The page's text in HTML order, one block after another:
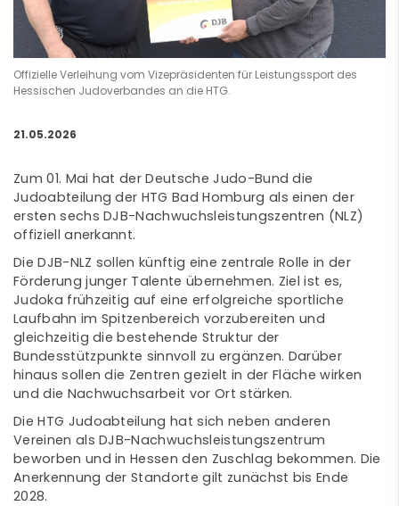
Offizielle Verleihung vom Vizepräsidenten für Leistungssport des
Hessischen Judoverbandes an die HTG.
21.05.2026
Zum 01. Mai hat der Deutsche Judo-Bund die
Judoabteilung der HTG Bad Homburg als einen der
ersten sechs DJB-Nachwuchsleistungszentren (NLZ)
offiziell anerkannt.
Die DJB-NLZ sollen künftig eine zentrale Rolle in der
Förderung junger Talente übernehmen. Ziel ist es,
Judoka frühzeitig auf eine erfolgreiche sportliche
Laufbahn im Spitzenbereich vorzubereiten und
gleichzeitig die bestehende Struktur der
Bundesstützpunkte sinnvoll zu ergänzen. Darüber
hinaus sollen die Zentren gezielt in der Fläche wirken
und die Nachwuchsarbeit vor Ort stärken.
Die HTG Judoabteilung hat sich neben anderen
Vereinen als DJB-Nachwuchsleistungszentrum
beworben und in Hessen den Zuschlag bekommen. Die
Anerkennung der Standorte gilt zunächst bis Ende
2028.